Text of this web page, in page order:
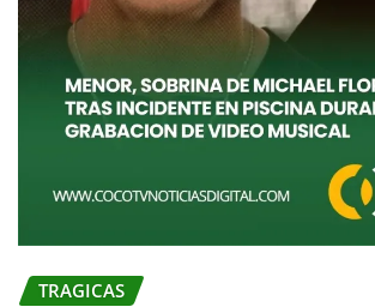
TRAGICAS